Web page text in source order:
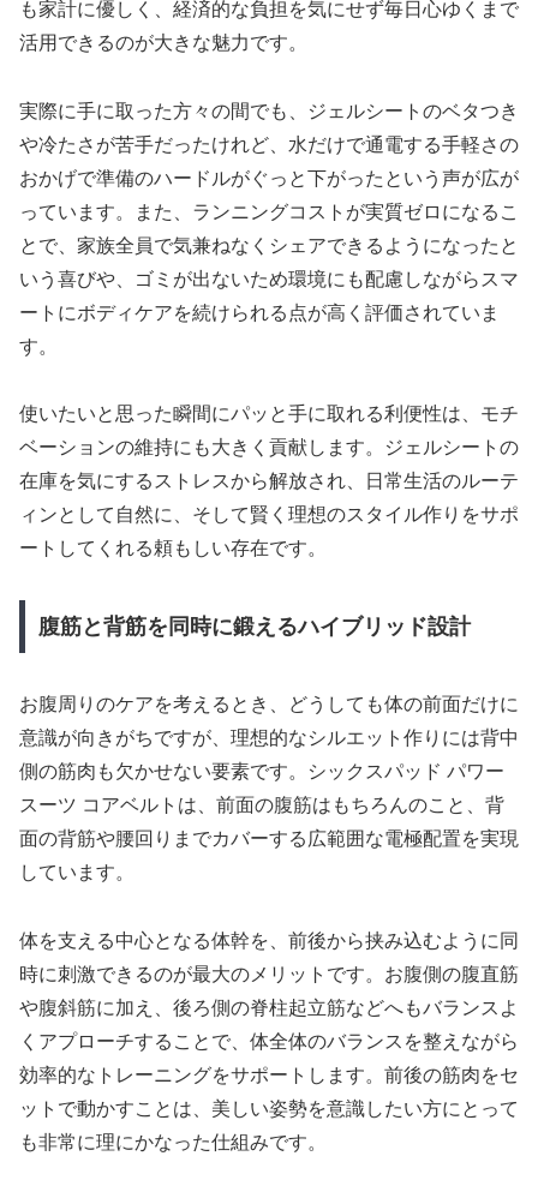
も家計に優しく、経済的な負担を気にせず毎日心ゆくまで
活用できるのが大きな魅力です。
実際に手に取った方々の間でも、ジェルシートのベタつき
や冷たさが苦手だったけれど、水だけで通電する手軽さの
おかげで準備のハードルがぐっと下がったという声が広が
っています。また、ランニングコストが実質ゼロになるこ
とで、家族全員で気兼ねなくシェアできるようになったと
いう喜びや、ゴミが出ないため環境にも配慮しながらスマ
ートにボディケアを続けられる点が高く評価されていま
す。
使いたいと思った瞬間にパッと手に取れる利便性は、モチ
ベーションの維持にも大きく貢献します。ジェルシートの
在庫を気にするストレスから解放され、日常生活のルーテ
ィンとして自然に、そして賢く理想のスタイル作りをサポ
ートしてくれる頼もしい存在です。
腹筋と背筋を同時に鍛えるハイブリッド設計
お腹周りのケアを考えるとき、どうしても体の前面だけに
意識が向きがちですが、理想的なシルエット作りには背中
側の筋肉も欠かせない要素です。シックスパッド パワー
スーツ コアベルトは、前面の腹筋はもちろんのこと、背
面の背筋や腰回りまでカバーする広範囲な電極配置を実現
しています。
体を支える中心となる体幹を、前後から挟み込むように同
時に刺激できるのが最大のメリットです。お腹側の腹直筋
や腹斜筋に加え、後ろ側の脊柱起立筋などへもバランスよ
くアプローチすることで、体全体のバランスを整えながら
効率的なトレーニングをサポートします。前後の筋肉をセ
ットで動かすことは、美しい姿勢を意識したい方にとって
も非常に理にかなった仕組みです。